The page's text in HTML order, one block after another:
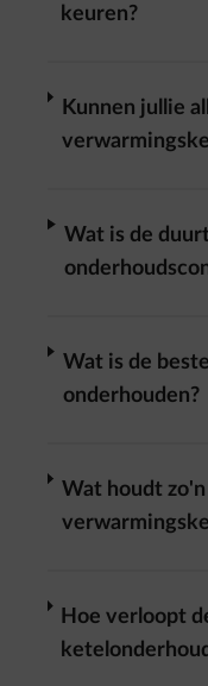
keuren?
Kunnen jullie
Wat is de
Wat is de
onderhouden?
Wat houdt
Hoe verloopt